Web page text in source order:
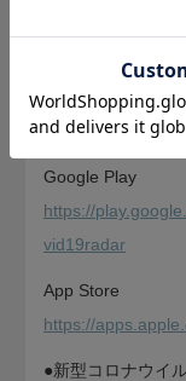
●厚生労働省より
接触確認アプリ
plication の登録を
Google Play
https://
vid19radar
App Store
https://
●新型コロナウイ